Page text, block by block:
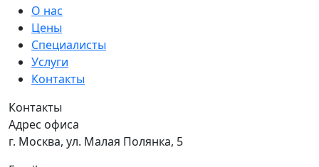
О нас
Цены
Специалисты
Услуги
Контакты
Контакты
Адрес офиса
г. Москва, ул. Малая Полянка, 5